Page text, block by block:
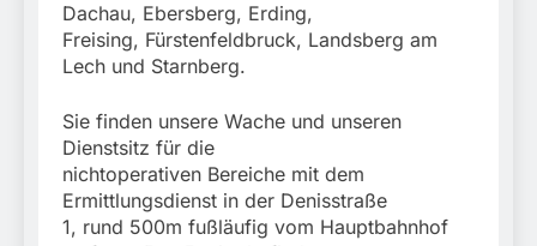
Dachau, Ebersberg, Erding,
Freising, Fürstenfeldbruck, Landsberg am
Lech und Starnberg.
Sie finden unsere Wache und unseren
Dienstsitz für die
nichtoperativen Bereiche mit dem
Ermittlungsdienst in der Denisstraße
1, rund 500m fußläufig vom Hauptbahnhof